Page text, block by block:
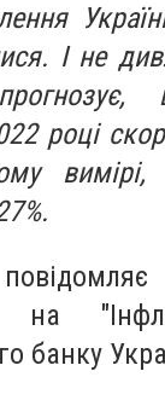
І не
році
вимірі,
на
банку